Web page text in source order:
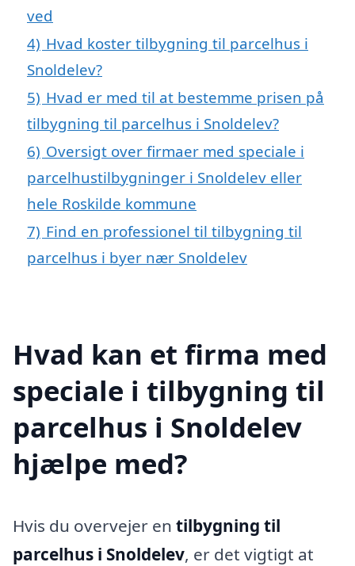
ved
4) Hvad koster tilbygning til parcelhus i
Snoldelev?
5) Hvad er med til at bestemme prisen på
tilbygning til parcelhus i Snoldelev?
6) Oversigt over firmaer med speciale i
parcelhustilbygninger i Snoldelev eller
hele Roskilde kommune
7) Find en professionel til tilbygning til
parcelhus i byer nær Snoldelev
Hvad kan et firma med
speciale i tilbygning til
parcelhus i Snoldelev
hjælpe med?
Hvis du overvejer en tilbygning til
parcelhus i Snoldelev, er det vigtigt at